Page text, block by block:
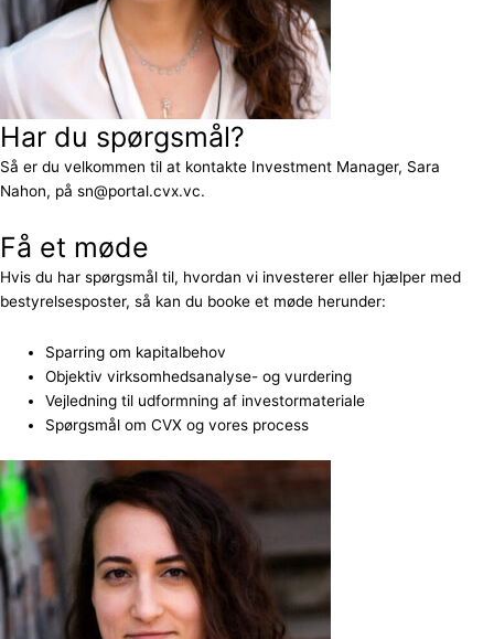
Har du spørgsmål?
Så er du velkommen til at kontakte Investment Manager, Sara
Nahon, på sn@portal.cvx.vc.
Få et møde
Hvis du har spørgsmål til, hvordan vi investerer eller hjælper med
bestyrelsesposter, så kan du booke et møde herunder:
Sparring om kapitalbehov
Objektiv virksomhedsanalyse- og vurdering
Vejledning til udformning af investormateriale
Spørgsmål om CVX og vores process